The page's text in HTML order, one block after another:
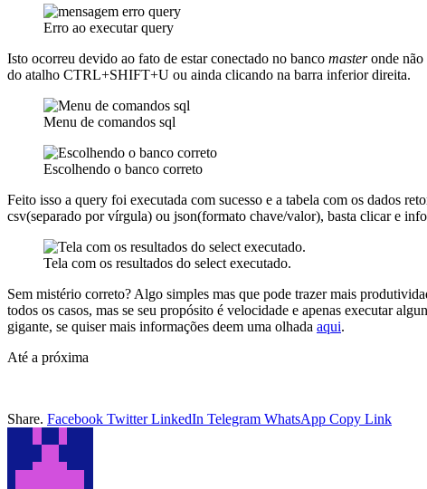
Erro ao executar query
Isto ocorreu devido ao fato de estar conectado no banco masteronde não
do atalho CTRL+SHIFT+U ou ainda clicando na barra inferior direita.
Menu de comandos sql
Escolhendo o banco correto
Feito isso a query foi executada com sucesso e a tabela com os dados
csv(separado por vírgula) ou json(formato chave/valor), basta clicar e
Tela com os resultados do select executado.
Sem mistério correto? Algo simples mas que pode trazer mais
todos os casos, mas se seu propósito é velocidade e apenas executar
gigante, se quiser mais informações deem uma olhada aqui.
Até a próxima
Share. Facebook Twitter LinkedIn Telegram WhatsApp Copy Link